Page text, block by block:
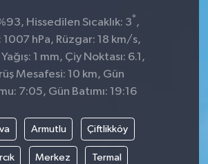
Hissedilen Sıcaklık: 3° ,
1007 hPa, Rüzgar: 18 km/s,
1 mm, Çiy Noktası: 6.1,
Mesafesi: 10 km, Gün
7:05, Gün Batımı: 19:16
Armutlu Çiftlikköy
Merkez Termal